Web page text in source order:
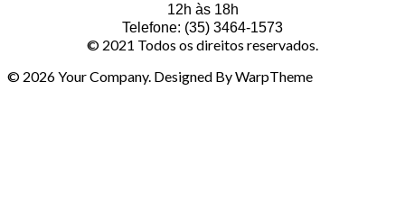
12h às 18h
Telefone: (35) 3464-1573
© 2021 Todos os direitos reservados.
© 2026 Your Company. Designed By WarpTheme